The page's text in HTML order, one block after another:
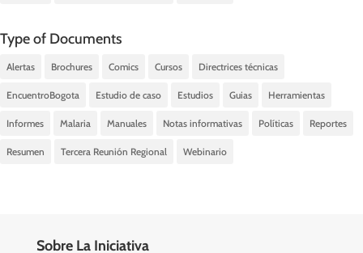
Type of Documents
Alertas Brochures Comics Cursos Directrices técnicas
EncuentroBogota Estudio de caso Estudios Guias Herramientas
Informes Malaria Manuales Notas informativas Políticas Reportes
Resumen Tercera Reunión Regional Webinario
Sobre La Iniciativa